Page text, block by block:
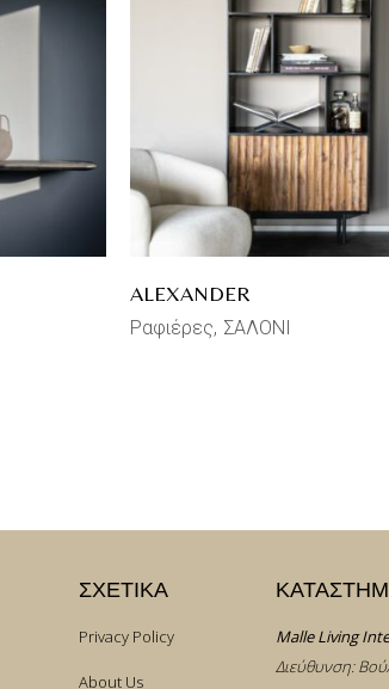
ALEXANDER
Ραφιέρες ΣΑΛΟΝΙ
ΣΧΕΤΙΚΑ
Privacy Policy
About Us
Malle Living
Διεύθυνση: